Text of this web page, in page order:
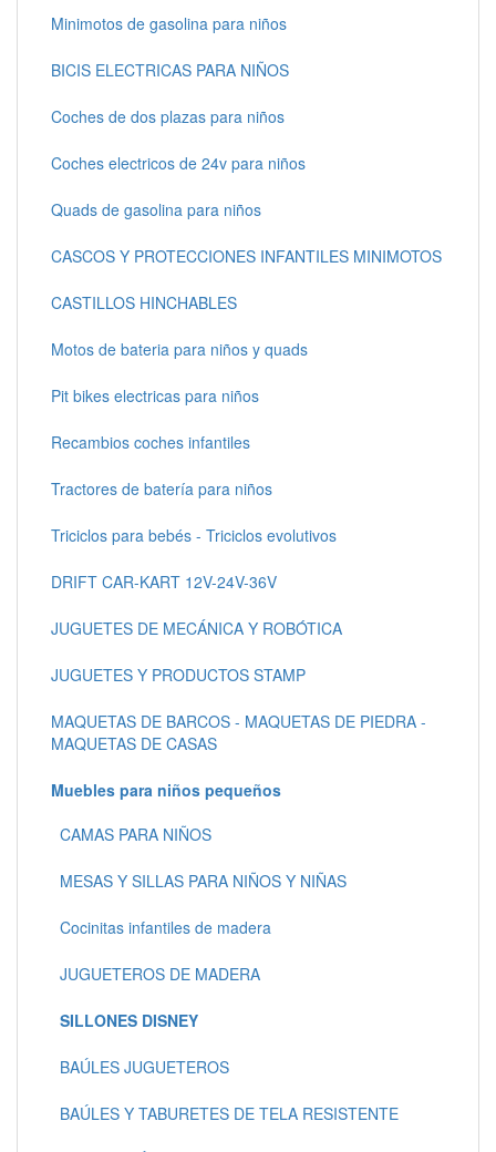
Minimotos de gasolina para niños
BICIS ELECTRICAS PARA NIÑOS
Coches de dos plazas para niños
Coches electricos de 24v para niños
Quads de gasolina para niños
CASCOS Y PROTECCIONES INFANTILES MINIMOTOS
CASTILLOS HINCHABLES
Motos de bateria para niños y quads
Pit bikes electricas para niños
Recambios coches infantiles
Tractores de batería para niños
Triciclos para bebés - Triciclos evolutivos
DRIFT CAR-KART 12V-24V-36V
JUGUETES DE MECÁNICA Y ROBÓTICA
JUGUETES Y PRODUCTOS STAMP
MAQUETAS DE BARCOS - MAQUETAS DE PIEDRA -
MAQUETAS DE CASAS
Muebles para niños pequeños
CAMAS PARA NIÑOS
MESAS Y SILLAS PARA NIÑOS Y NIÑAS
Cocinitas infantiles de madera
JUGUETEROS DE MADERA
SILLONES DISNEY
BAÚLES JUGUETEROS
BAÚLES Y TABURETES DE TELA RESISTENTE